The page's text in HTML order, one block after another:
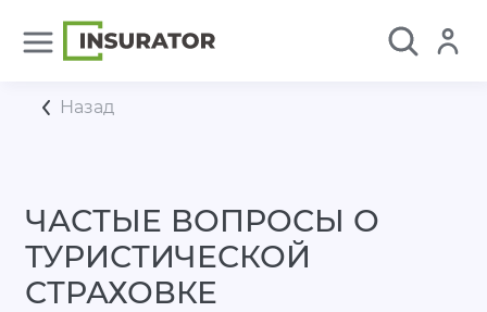
Назад
ЧАСТЫЕ ВОПРОСЫ О
ТУРИСТИЧЕСКОЙ
СТРАХОВКЕ